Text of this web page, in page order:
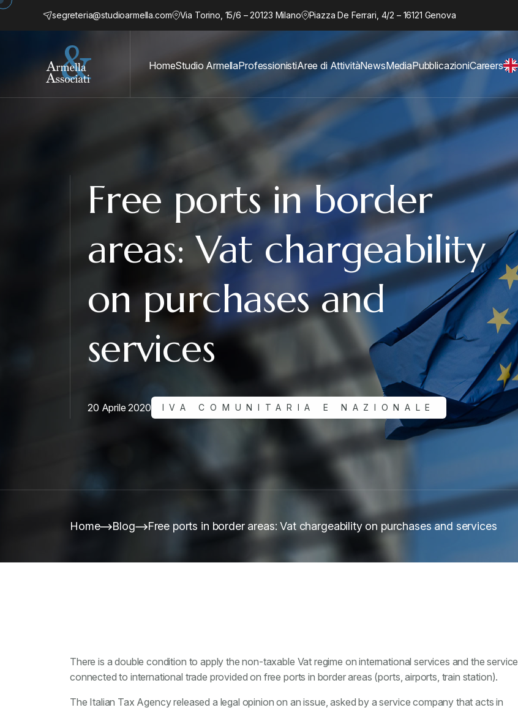
segreteria@studioarmella.com Via Torino, 15/6 – 20123 Milano Piazza De Ferrari, 4/2 – 16121 Genova
HomeStudio ArmellaProfessionistiAree di AttivitàNewsMediaPubblicazioniCareers
Free ports in border
areas: Vat chargeability
on purchases and
services
20 Aprile 2020 IVA COMUNITARIA E NAZIONALE
Home Blog Free ports in border areas: Vat chargeability on purchases and services
There is a double condition to apply the non-taxable Vat regime on international services and the service
connected to international trade provided on free ports in border areas (ports, airports, train station).
The Italian Tax Agency released a legal opinion on an issue, asked by a service company that acts in